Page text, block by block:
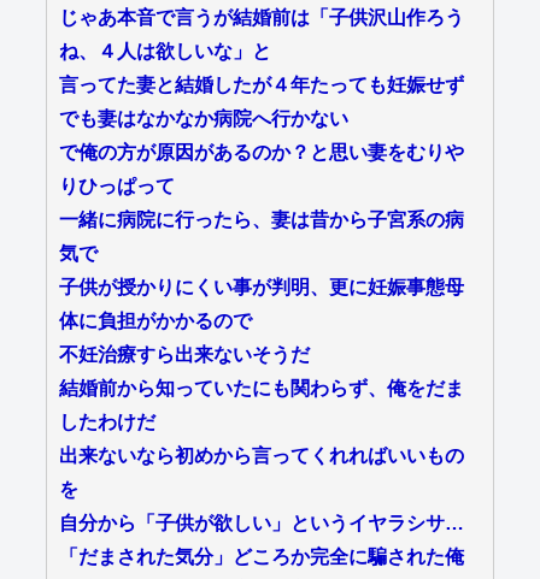
じゃあ本音で言うが結婚前は「子供沢山作ろう
ね、４人は欲しいな」と
言ってた妻と結婚したが４年たっても妊娠せず
でも妻はなかなか病院へ行かない
で俺の方が原因があるのか？と思い妻をむりや
りひっぱって
一緒に病院に行ったら、妻は昔から子宮系の病
気で
子供が授かりにくい事が判明、更に妊娠事態母
体に負担がかかるので
不妊治療すら出来ないそうだ
結婚前から知っていたにも関わらず、俺をだま
したわけだ
出来ないなら初めから言ってくれればいいもの
を
自分から「子供が欲しい」というイヤラシサ…
「だまされた気分」どころか完全に騙された俺